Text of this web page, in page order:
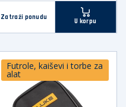
Zatraži ponudu
U korpu
Futrole, kaiševi i torbe za
alat